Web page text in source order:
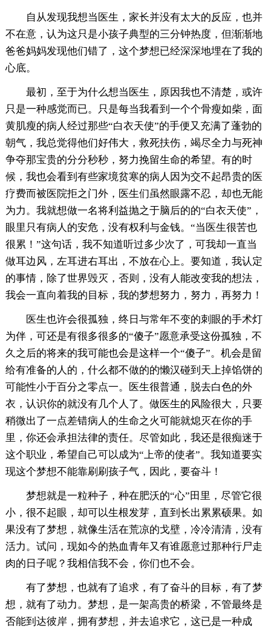
自从发现我想当医生，家长并没有太大的反应，也并
不在意，认为这只是小孩子典型的三分钟热度，但渐渐地
爸爸妈妈发现他们错了，这个梦想已经深深地埋在了我的
心底。
最初，至于为什么想当医生，原因我也不清楚，或许
只是一种感觉而已。只是每当我看到一个个骨瘦如柴，面
黄肌瘦的病人经过那些“白衣天使”的手便又充满了蓬勃的
朝气，我总觉得他们好伟大，救死扶伤，竭尽全力与死神
争夺那宝贵的分分秒秒，努力挽留生命的希望。有的时
候，我也会看到有些家境贫寒的病人因为交不起昂贵的医
疗费而被医院拒之门外，医生们虽然眼露不忍，却也无能
为力。我就想做一名将利益抛之于脑后的的“白衣天使”，
眼里只有病人的安危，没有权利与金钱。“当医生很苦也
很累！”这句话，我不知道听过多少次了，可我却一直当
做耳边风，左耳进右耳出，不放在心上。要知道，我认定
的事情，除了世界毁灭，否则，没有人能改变我的想法，
我会一直向着我的目标，我的梦想努力，努力，再努力！
医生也许会很孤独，终日与常年不变的刺眼的手术灯
为伴，可还是有很多很多的“傻子”愿意承受这份孤独，不
久之后的将来的我可能也会是这样一个“傻子”。机会是留
给有准备的人的，什么都不做的的懒汉碰到天上掉馅饼的
可能性小于百分之零点一。医生很普通，脱去白色的外
衣，认识你的就没有几个人了。做医生的风险很大，只要
稍微出了一点差错病人的生命之火可能就熄灭在你的手
里，你还会承担法律的责任。尽管如此，我还是很痴迷于
这个职业，希望自己可以成为“上帝的使者”。我知道要实
现这个梦想不能靠刷刷孩子气，因此，要奋斗！
梦想就是一粒种子，种在肥沃的“心”田里，尽管它很
小，很不起眼，却可以生根发芽，直到长出累累硕果。如
果没有了梦想，就像生活在荒凉的戈壁，冷冷清清，没有
活力。试问，现如今的热血青年又有谁愿意过那种行尸走
肉的日子呢？我相信我不会，你们也不会。
有了梦想，也就有了追求，有了奋斗的目标，有了梦
想，就有了动力。梦想，是一架高贵的桥梁，不管最终是
否能到达彼岸，拥有梦想，并去追求它，这已是一种成